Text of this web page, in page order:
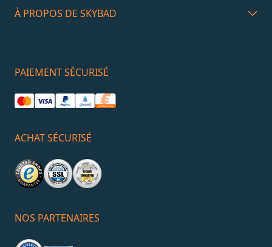
À PROPOS DE SKYBAD
PAIEMENT SÉCURISÉ
ACHAT SÉCURISÉ
NOS PARTENAIRES